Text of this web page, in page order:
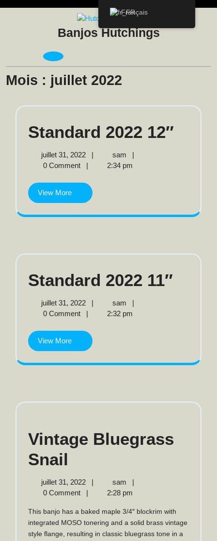
Banjos Hutchings
Open
Mois : juillet 2022
Standard 2022 12″
juillet 31, 2022
juillet
31,
| sam
Standard
2022
|
0 Comment
| 2:34 pm
View More
View
More
Standard 2022 11″
juillet 31, 2022
juillet
31,
| sam
Standard
2022
|
0 Comment
| 2:32 pm
View More
View
More
Vintage Bluegrass
Snail
Bluegrass
Snail
juillet 31, 2022
juillet
31,
| sam
Vintage
Bluegrass
|
0 Comment
| 2:28 pm
This banjo has a baked maple 3/4″ blockrim with
integrated MOSO tonering and a solid brass vintage
style flange, resulting in classic bluegrass tone in a
Français